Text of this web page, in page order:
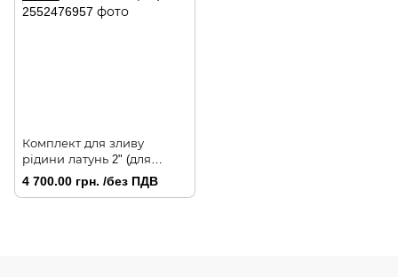
Комплект для зливу
рідини латунь 2" (для
бочок від 1000 літрів)
4 700.00 грн. /без ПДВ